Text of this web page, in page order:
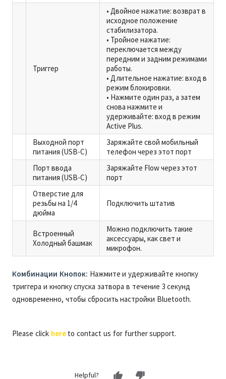
Триггер
• Двойное нажатие: возврат в
исходное положение
стабилизатора.
• Тройное нажатие:
переключается между
передним и задним режимами
работы.
• Длительное нажатие: вход в
режим блокировки.
• Нажмите один раз, а затем
снова нажмите и
удерживайте: вход в режим
Active Plus.
Выходной порт
питания (USB-C)
Заряжайте свой мобильный
телефон через этот порт
Порт ввода
питания (USB-C)
Заряжайте Flow через этот
порт
Отверстие для
резьбы на 1/4
дюйма
Подключить штатив
Встроенный
Холодный башмак
Можно подключить такие
аксессуары, как свет и
микрофон.
Комбинации Кнопок: Нажмите и удерживайте кнопку
триггера и кнопку спуска затвора в течение 3 секунд
одновременно, чтобы сбросить настройки Bluetooth.
Please click hereto contact us for further support.
Helpful?